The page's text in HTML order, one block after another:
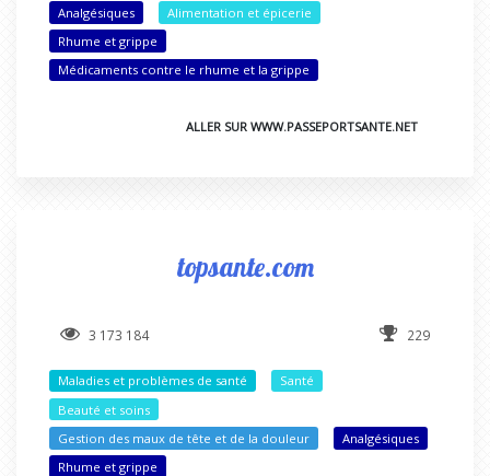
Analgésiques
Alimentation et épicerie
Rhume et grippe
Médicaments contre le rhume et la grippe
ALLER SUR WWW.PASSEPORTSANTE.NET
topsante.com
3 173 184 229
Maladies et problèmes de santé
Santé
Beauté et soins
Gestion des maux de tête et de la douleur
Analgésiques
Rhume et grippe